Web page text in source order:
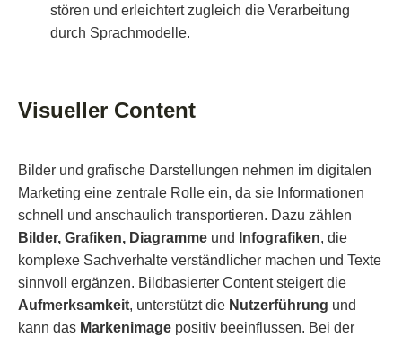
stören und erleichtert zugleich die Verarbeitung
durch Sprachmodelle.
Visueller Content
Bilder und grafische Darstellungen nehmen im digitalen
Marketing eine zentrale Rolle ein, da sie Informationen
schnell und anschaulich transportieren. Dazu zählen
Bilder, Grafiken, Diagramme und Infografiken, die
komplexe Sachverhalte verständlicher machen und Texte
sinnvoll ergänzen. Bildbasierter Content steigert die
Aufmerksamkeit, unterstützt die Nutzerführung und
kann das Markenimage positiv beeinflussen. Bei der